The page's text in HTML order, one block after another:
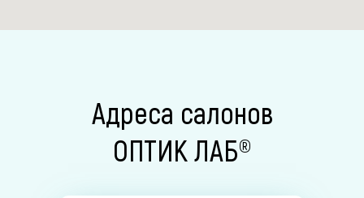
Адреса салонов
ОПТИК ЛАБ®